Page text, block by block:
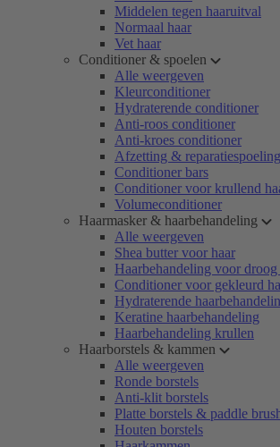
Middelen tegen haaruitval
Normaal haar
Vet haar
Conditioner & spoelen
Alle weergeven
Kleurconditioner
Hydraterende conditioner
Anti-roos conditioner
Anti-kroes conditioner
Afzetting & reparatiespoeling
Conditioner bars
Conditioner voor krullend
Volumeconditioner
Haarmasker & haarbehandeling
Alle weergeven
Shea butter voor haar
Haarbehandeling voor droog
Conditioner voor gekleurd
Hydraterende
Keratine haarbehandeling
Haarbehandeling krullen
Haarborstels & kammen
Alle weergeven
Ronde borstels
Anti-klit borstels
Platte borstels & paddle
Houten borstels